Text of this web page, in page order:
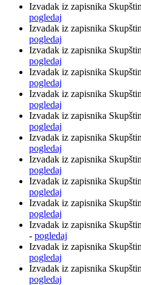
Izvadak iz zapisnika
pogledaj
Izvadak iz zapisnika
pogledaj
Izvadak iz zapisnika
pogledaj
Izvadak iz zapisnika
pogledaj
Izvadak iz zapisnika
pogledaj
Izvadak iz zapisnika
pogledaj
Izvadak iz zapisnika
pogledaj
Izvadak iz zapisnika
pogledaj
Izvadak iz zapisnika
pogledaj
Izvadak iz zapisnika
pogledaj
Izvadak iz zapisnika
- pogledaj
Izvadak iz zapisnika
pogledaj
Izvadak iz zapisnika
pogledaj